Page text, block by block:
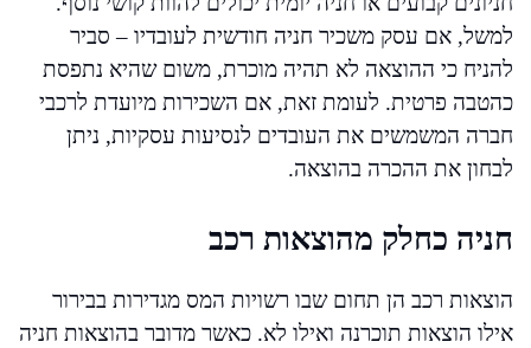
למשל, אם עסק משכיר חניה חודשית לעובדיו – סביר
להניח כי ההוצאה לא תהיה מוכרת, משום שהיא נתפסת
כהטבה פרטית. לעומת זאת, אם השכירות מיועדת לרכבי
חברה המשמשים את העובדים לנסיעות עסקיות, ניתן
לבחון את ההכרה בהוצאה.
חניה כחלק מהוצאות רכב
הוצאות רכב הן תחום שבו רשויות המס מגדירות בבירור
אילו הוצאות תוכרנה ואילו לא. כאשר מדובר בהוצאות חניה